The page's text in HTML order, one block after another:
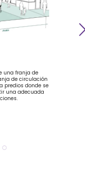
una franja de
de circulación
predios donde se
una adecuada